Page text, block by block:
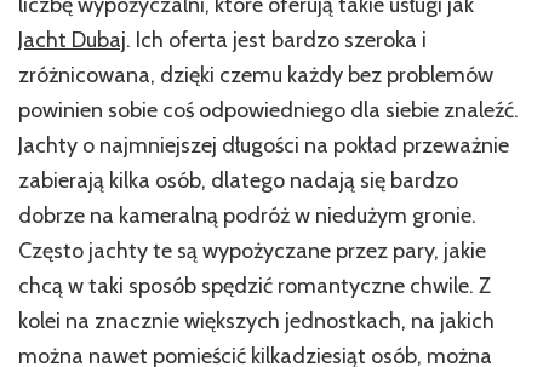
Jacht Dubaj. Ich oferta jest bardzo szeroka i
zróżnicowana, dzięki czemu każdy bez problemów
powinien sobie coś odpowiedniego dla siebie znaleźć.
Jachty o najmniejszej długości na pokład przeważnie
zabierają kilka osób, dlatego nadają się bardzo
dobrze na kameralną podróż w niedużym gronie.
Często jachty te są wypożyczane przez pary, jakie
chcą w taki sposób spędzić romantyczne chwile. Z
kolei na znacznie większych jednostkach, na jakich
można nawet pomieścić kilkadziesiąt osób, można